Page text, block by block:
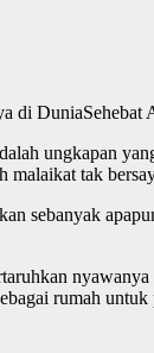
Sehebat
ungkapan
tak
sebanyak
rumah